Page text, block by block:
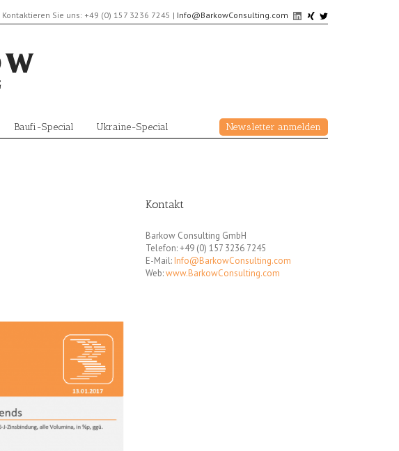
Kontaktieren Sie uns: +49 (0) 157 3236 7245 | Info@BarkowConsulting.com
Baufi-Special Ukraine-Special Newsletter anmelden
Kontakt
Barkow Consulting GmbH
Telefon: +49 (0) 157 3236 7245
E-Mail: Info@BarkowConsulting.com
Web:www.BarkowConsulting.com